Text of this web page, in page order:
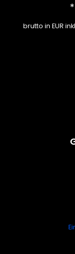
brutto in EUR